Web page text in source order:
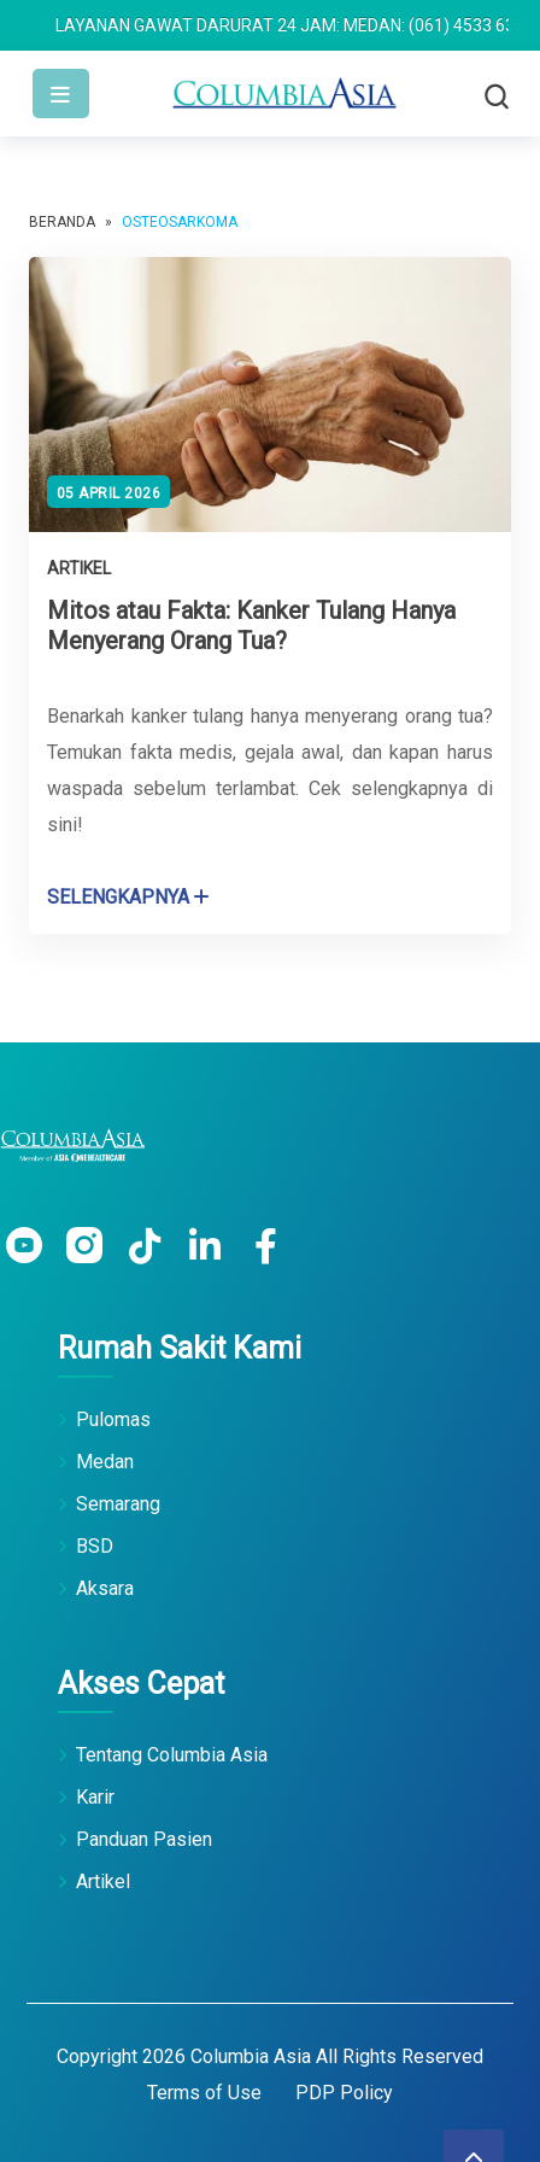
LAYANAN GAWAT DARURAT 24 JAM: MEDAN: (061) 4533 636
BERANDA » OSTEOSARKOMA
05 APRIL 2026
ARTIKEL
Mitos atau Fakta: Kanker Tulang Hanya
Menyerang Orang Tua?
Benarkah kanker tulang hanya menyerang orang tua?
Temukan fakta medis, gejala awal, dan kapan harus
waspada sebelum terlambat. Cek selengkapnya di
sini!
SELENGKAPNYA
Rumah Sakit Kami
Pulomas
Medan
Semarang
BSD
Aksara
Akses Cepat
Tentang Columbia Asia
Karir
Panduan Pasien
Artikel
Copyright 2026 Columbia Asia All Rights Reserved
Terms of Use
PDP Policy